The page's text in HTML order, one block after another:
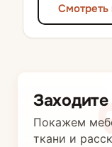
Заходите
Покажем
ткани и